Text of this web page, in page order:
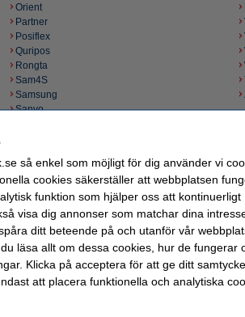
Orient
Partner
Posiflex
Quripos
Rongta
Sam4S
Samsung
Sanyo
så enkel som möjligt för dig använder vi
cookies säkerställer att webbplatsen
funktion som hjälper oss att kontinuerligt
visa dig annonser som matchar dina
ditt beteende på och utanför vår
läsa allt om dessa cookies, hur de fungerar
Klicka på acceptera för att ge ditt
att placera funktionella och analytiska